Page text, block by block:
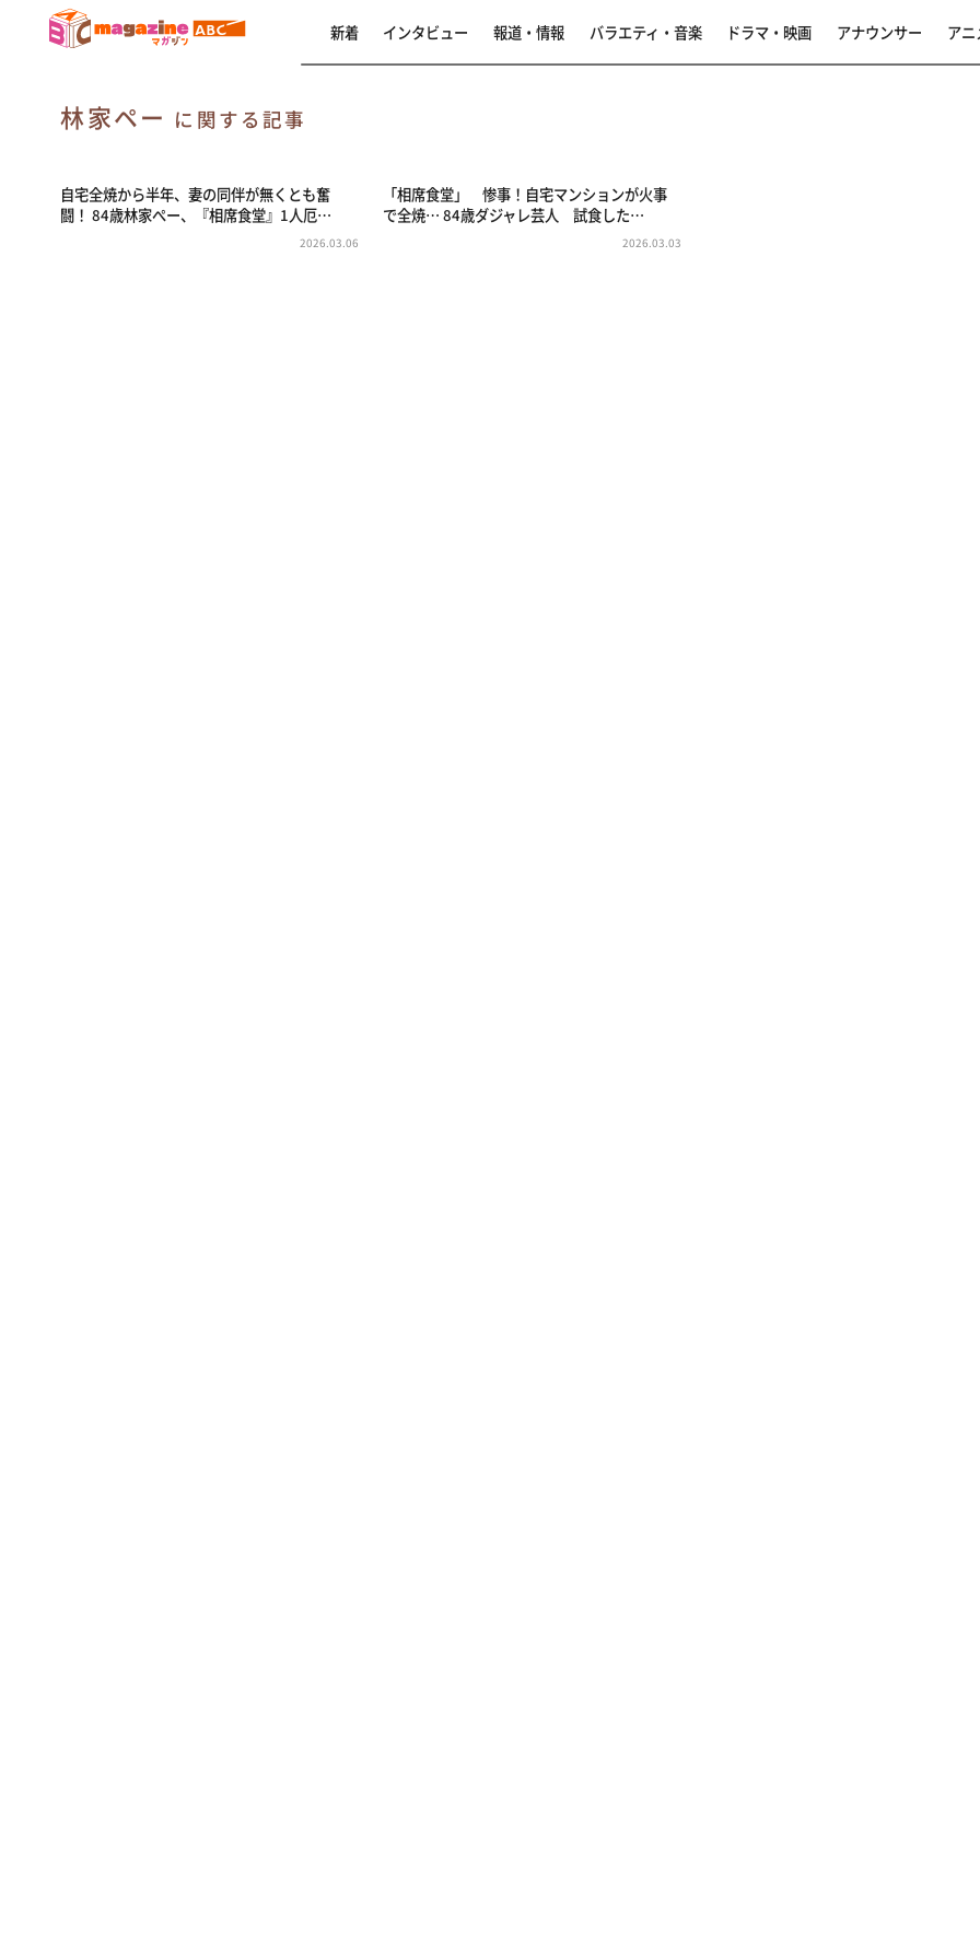
新着 インタビュー 報道・情報 バラエティ・音楽 ドラマ・映画 アナウンサー アニ
林家ペー に関する記事
自宅全焼から半年、妻の同伴が無くとも奮
闘！ 84歳林家ぺー、『相席食堂』1人厄…
2026.03.06
「相席食堂」 惨事！自宅マンションが火事
で全焼… 84歳ダジャレ芸人 試食した…
2026.03.03